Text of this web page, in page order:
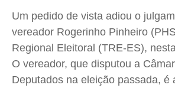
Cidades
Direitos
Economia
Cidades
Direitos
Economia
Cidades
Direitos
Economia
Cidades
Direitos
Economia
Um pedido de vista adiou o
vereador Rogerinho Pinheiro (PHS
Regional Eleitoral (TRE-ES),
O vereador, que disputou a
Deputados na eleição passada, é